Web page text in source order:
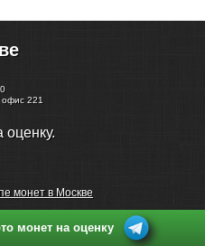
офис 221
монет в Москве
монет на оценку